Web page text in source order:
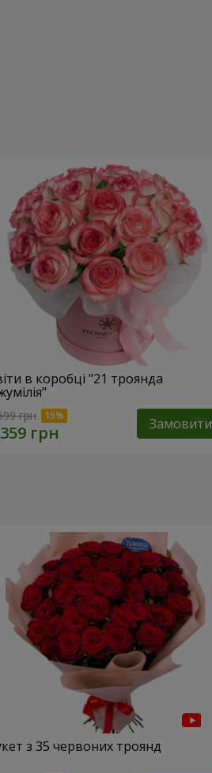
в коробці "21 троянда
грн Замовити
з 35 червоних троянд